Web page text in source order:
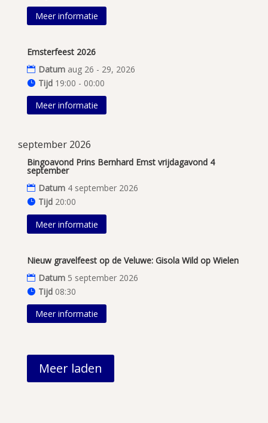
Meer informatie
Emsterfeest 2026
Datum aug 26 - 29, 2026
Tijd 19:00 - 00:00
Meer informatie
september 2026
Bingoavond Prins Bernhard Emst vrijdagavond 4
september
Datum 4 september 2026
Tijd 20:00
Meer informatie
Nieuw gravelfeest op de Veluwe: Gisola Wild op Wielen
Datum 5 september 2026
Tijd 08:30
Meer informatie
Meer laden